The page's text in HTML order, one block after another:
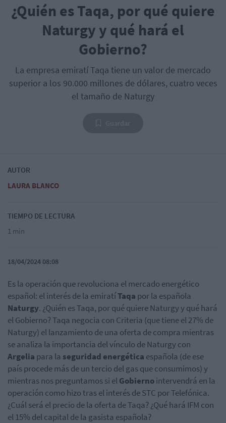
¿Quién es Taqa, por qué quiere
Naturgy y qué hará el
Gobierno?
La empresa emiratí Taqa tiene un valor de mercado
superior a los 90.000 millones de dólares, cuatro veces
el tamaño de Naturgy
AUTOR
LAURA BLANCO
TIEMPO DE LECTURA
1 min
18/04/2024 08:08
Es la operación que revoluciona el mercado energético
español: el interés de la emiratíTaqa por la española
Naturgy. ¿Quién es Taqa, por qué quiere Naturgy y qué hará
el Gobierno? Taqa negocia con Criteria (que tiene el 27% de
Naturgy) el lanzamiento de una oferta de compra mientras
se analiza la importancia del vínculo de Naturgy con
Argelia para la seguridad energética española (de ese
país procede más de un tercio del gas que consumimos) y
mientras nos preguntamos si elGobiernointervendrá en la
operación como hizo tras el interés de STC por Telefónica.
¿Cuál será el precio de la oferta de Taqa? ¿Qué hará IFM con
el 15% del capital de la gasista española?